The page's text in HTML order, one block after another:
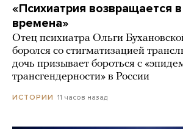
«Психиатрия возвращается
времена»
Отец психиатра Ольги
боролся со стигматизацией
дочь призывает бороться с
трансгендерности» в России
ИСТОРИИ 11 часов назад